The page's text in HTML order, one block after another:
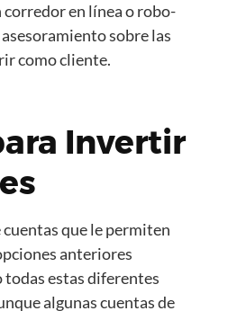
en línea o robo-
sobre las
como cliente.
Invertir
que le permiten
anteriores
estas diferentes
algunas cuentas de